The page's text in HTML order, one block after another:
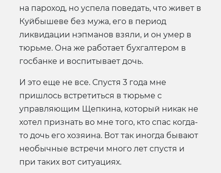
на пароход, но успела поведать, что живет в
Куйбышеве без мужа, его в период
ликвидации нэпманов взяли, и он умер в
тюрьме. Она же работает бухгалтером в
госбанке и воспитывает дочь.
И это еще не все. Спустя 3 года мне
пришлось встретиться в тюрьме с
управляющим Щепкина, который никак не
хотел признать во мне того, кто спас когда-
то дочь его хозяина. Вот так иногда бывают
необычные встречи много лет спустя и
при таких вот ситуациях.